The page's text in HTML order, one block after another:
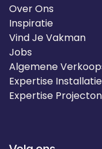
Over Ons
Inspiratie
Vind Je Vakman
Jobs
Algemene
Expertise
Expertise